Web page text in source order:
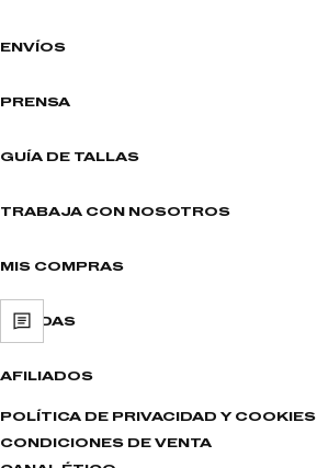
ENVÍOS
PRENSA
GUÍA DE TALLAS
TRABAJA CON NOSOTROS
MIS COMPRAS
TIENDAS
AFILIADOS
POLÍTICA DE PRIVACIDAD Y COOKIES
CONDICIONES DE VENTA